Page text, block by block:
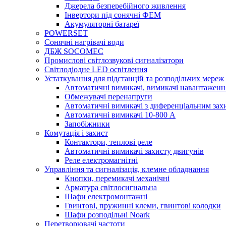
Джерела безперебійного живлення
Інвертори під сонячні ФЕМ
Акумуляторні батареї
POWERSET
Сонячні нагрівачі води
ДБЖ SOCOMEC
Промислові світлозвукові сигналізатори
Світлодіодне LED освітлення
Устаткування для підстанцій та розподільчих мереж
Автоматичні вимикачі, вимикачі
Обмежувачі перенапруги
Автоматичні вимикачі з диференціальним
Автоматичні вимикачі 10-800 А
Запобіжники
Комутація і захист
Контактори, теплові реле
Автоматичні вимикачі захисту двигунів
Реле електромагнітні
Управління та сигналізація, клемне обладнання
Кнопки, перемикачі механічні
Арматура світлосигнальна
Шафи електромонтажні
Гвинтові, пружинні клеми, гвинтові колодки
Шафи розподільні Noark
Перетворювачі частоти